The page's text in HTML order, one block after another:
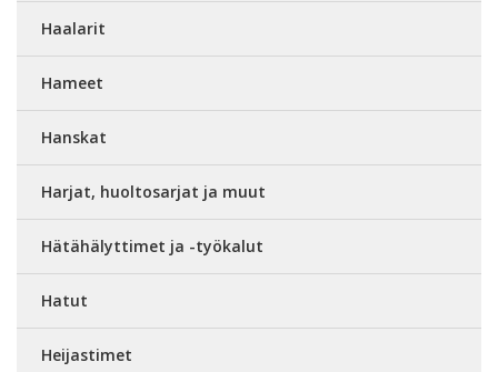
Haalarit
Hameet
Hanskat
Harjat, huoltosarjat ja muut
Hätähälyttimet ja -työkalut
Hatut
Heijastimet